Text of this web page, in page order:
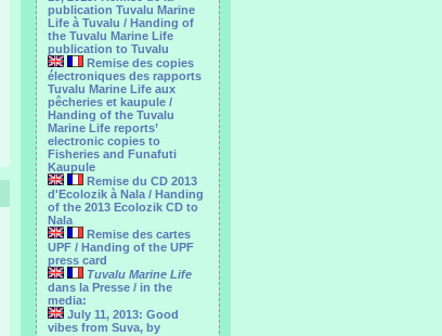
publication Tuvalu Marine
Life à Tuvalu / Handing of
the Tuvalu Marine Life
publication to Tuvalu
Remise des copies
électroniques des rapports
Tuvalu Marine Life aux
pêcheries et kaupule /
Handing of the Tuvalu
Marine Life reports’
electronic copies to
Fisheries and Funafuti
Kaupule
Remise du CD 2013
d'Ecolozik à Nala / Handing
of the 2013 Ecolozik CD to
Nala
Remise des cartes
UPF / Handing of the UPF
press card
Tuvalu Marine Life
dans la Presse / in the
media:
July 11, 2013: Good
vibes from Suva, by